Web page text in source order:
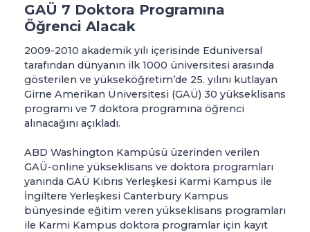
GAÜ 7 Doktora Programına
Öğrenci Alacak
2009-2010 akademik yılı içerisinde Eduniversal
tarafından dünyanın ilk 1000 üniversitesi arasında
gösterilen ve yükseköğretim’de 25. yılını kutlayan
Girne Amerikan Üniversitesi (GAÜ) 30 yükseklisans
programı ve 7 doktora programına öğrenci
alınacağını açıkladı.
ABD Washington Kampüsü üzerinden verilen
GAÜ-online yükseklisans ve doktora programları
yanında GAÜ Kıbrıs Yerleşkesi Karmi Kampus ile
İngiltere Yerleşkesi Canterbury Kampus
bünyesinde eğitim veren yükseklisans programları
ile Karmi Kampus doktora programlar için kayıt